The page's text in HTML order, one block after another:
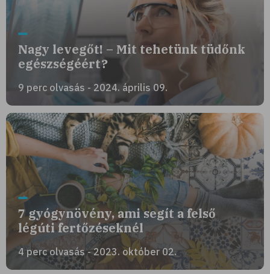
Nagy levegőt! – Mit tehetünk tüdőnk
egészségéért?
9 perc olvasás - 2024. április 09.
7 gyógynövény, ami segít a felső
légúti fertőzéseknél
4 perc olvasás - 2023. október 02.